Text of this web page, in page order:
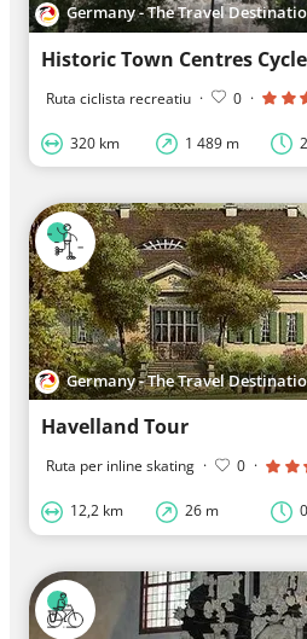
Germany - The Travel
Historic Town Centres
Ruta ciclista recreatiu · 0 ·
320 km 1 489 m
Germany - The Travel
Havelland Tour
Ruta per inline skating · 0 ·
12,2 km 26 m